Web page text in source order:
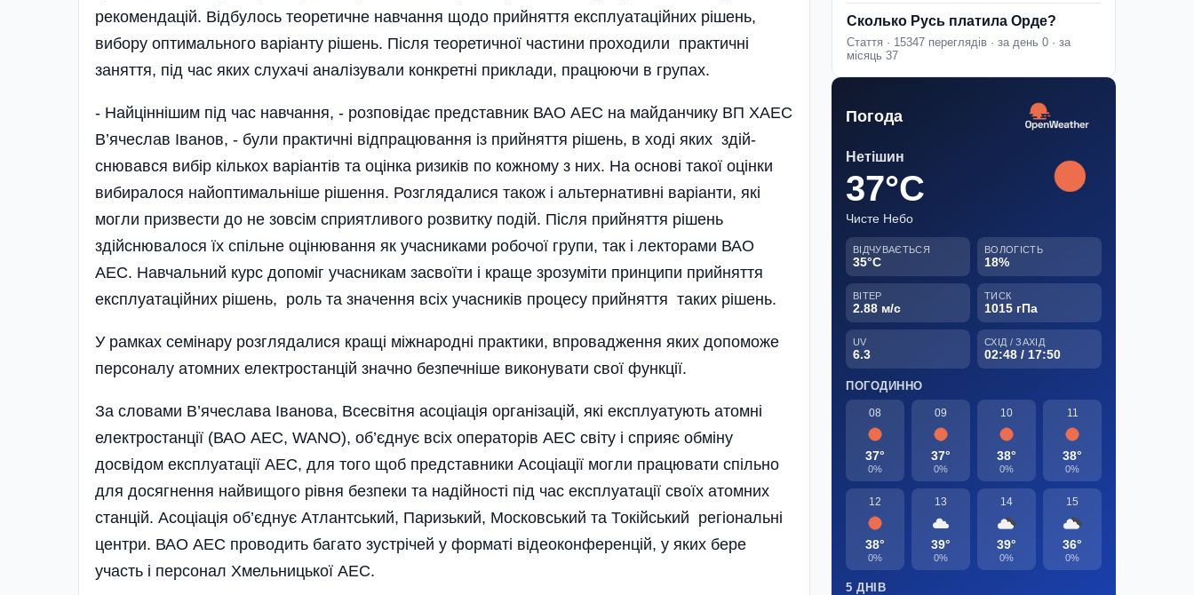
рекомендацій. Відбулось теоретичне навчання щодо прийняття експлуатаційних рішень,
вибору оптимального варіанту рішень. Після теоретичної частини проходили практичні
заняття, під час яких слухачі аналізували конкретні приклади, працюючи в групах.
- Найціннішим під час навчання, - розповідає представник ВАО АЕС на майданчику ВП ХАЕС
В’ячеслав Іванов, - були практичні відпрацювання із прийняття рі­шень, в ході яких здій­
снювався вибір кількох варіантів та оцінка ризиків по кожному з них. На основі такої оцінки
ви­биралося найоптимальніше рішення. Розглядалися також і альтернативні варіанти, які
могли призвести до не зовсім сприятливого розвитку подій. Після прийняття рішень
здійснювалося їх спільне оцінювання як учасниками робочої групи, так і лекторами ВАО
АЕС. Навчальний курс допоміг учасникам засвоїти і краще зрозуміти принципи прийняття
експлуатаційних рішень, роль та значення всіх учасників процесу прийняття таких рішень.
У рамках семінару розглядалися кращі між­народні практики, впровадження яких допоможе
персоналу атомних електростанцій значно безпечніше виконувати свої функції.
За словами В’ячеслава Іванова, Всесвітня асоціація організацій, які експлуатують атомні
електростанції (ВАО АЕС, WANO), об’є­днує всіх операторів АЕС світу і сприяє обміну
досвідом експлуатації АЕС, для того щоб представники Асоціації могли працювати спільно
для досягнення найвищого рівня безпеки та надійності під час експлуатації своїх атомних
станцій. Асоціація об’єднує Атлантський, Паризький, Московський та Токійський регіональні
центри. ВАО АЕС проводить багато зустрічей у форматі відеоконференцій, у яких бере
участь і персонал Хмельницької АЕС.
Сколько Русь платила Орде?
Стаття · 15347 переглядів · за день 0 · за
місяць 37
Погода
Нетішин
37°C
Чисте Небо
ВІДЧУВАЄТЬСЯ
35°C
ВОЛОГІСТЬ
18%
ВІТЕР
2.88 м/с
ТИСК
1015 гПа
UV
6.3
СХІД / ЗАХІД
02:48 / 17:50
ПОГОДИННО
08
37°
0%
09
37°
0%
10
38°
0%
11
38°
0%
12
38°
0%
13
39°
0%
14
39°
0%
15
36°
0%
5 ДНІВ